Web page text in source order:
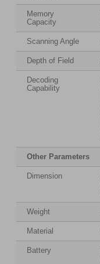
Memory
Capacity
Scanning Angle
Depth of Field
Decoding
Capability
Other Parameters
Dimension
Weight
Material
Battery